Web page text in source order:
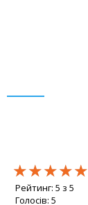
★★★★★
★★★★★
★★★★★
Рейтинг: 5 з 5
Голосів: 5